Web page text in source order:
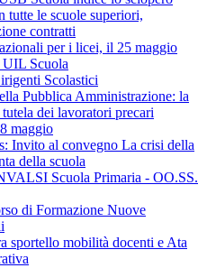
tutte le scuole superiori,
contratti
per i licei, il 25 maggio
Scuola
Scolastici
Pubblica Amministrazione: la
dei lavoratori precari
maggio
Invito al convegno La crisi della
della scuola
Scuola Primaria - OO.SS.
di Formazione Nuove
sportello mobilità docenti e Ata